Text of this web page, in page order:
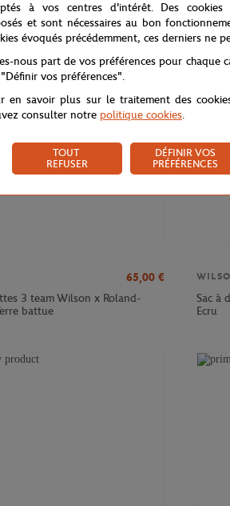
65,00 €
3 team Wilson x Roland-
battue
Sac à
Ecru
à vos centres d'intérêt. Des cookies
et sont nécessaires au bon
évoqués précédemment, ces derniers ne
nous part de vos préférences pour chaque
vos préférences".
en savoir plus sur le traitement des
consulter notre politique cookies.
TOUT
REFUSER
DÉFINIR VOS
PRÉFÉRENCES